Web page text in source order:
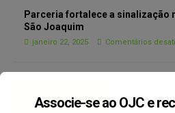
Parceria fortalece a sinalização
São Joaquim
janeiro 22, 2025 Comentários
Associe-se ao OJC e